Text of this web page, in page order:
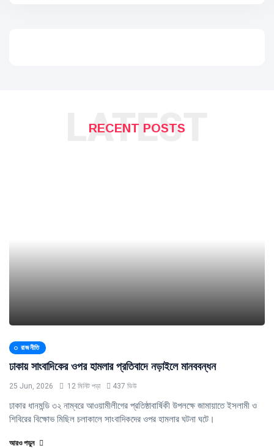
RECENT POSTS
LATEST
রাজনীতি
ঢাকায় সাংবাদিকের ওপর হামলার প্রতিবাদে নড়াইলে মানববন্ধন
25 Jun, 2026 12 মিনিট পড়া 437 ভিউ
ঢাকার ধানমন্ডি ৩২ নাম্বরে আওয়ামীলীগের প্রতিষ্ঠাবার্ষিকী উপলক্ষে জামায়াতে ইসলামী ও
শিবিরের বিক্ষোভ মিছিল চলাকালে সাংবাদিকদের ওপর হামলার ঘটনা ঘটে।
আরও পড়ুন